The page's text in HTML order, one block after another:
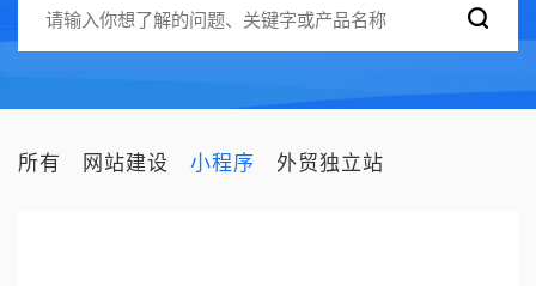
所有 网站建设 小程序 外贸独立站